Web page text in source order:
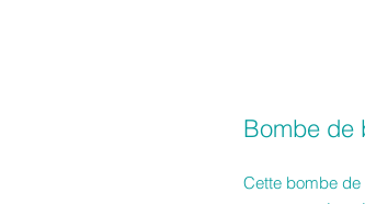
Bombe de
Cette bombe de